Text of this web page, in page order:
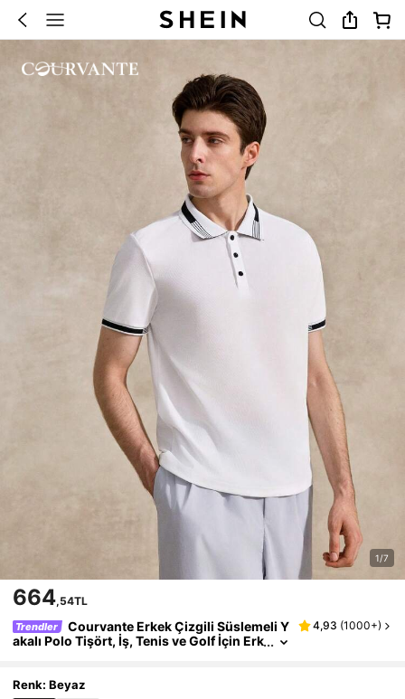
1/7
664,54TL
Trendler
Courvante Erkek Çizgili Süslemeli Y
akalı Polo Tişört, İş, Tenis ve Golf İçin Erk
4,93 (1000+)
Renk: Beyaz